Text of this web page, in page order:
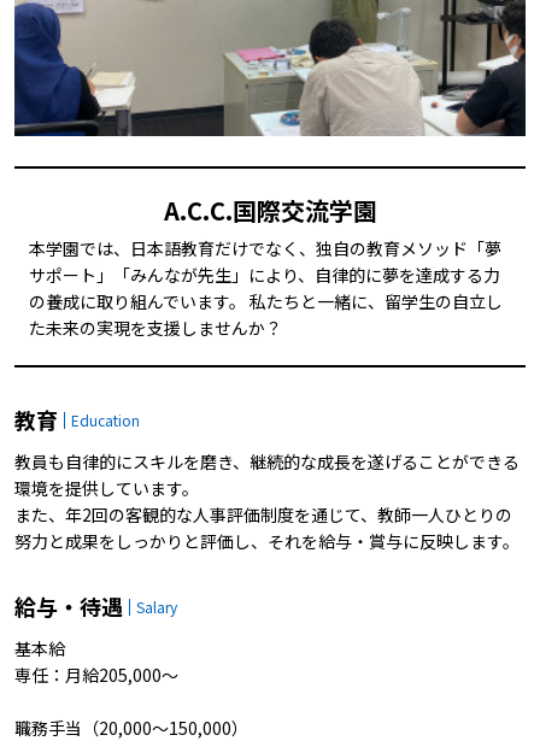
A.C.C.国際交流学園
本学園では、日本語教育だけでなく、独自の教育メソッド「夢
サポート」「みんなが先生」により、自律的に夢を達成する力
の養成に取り組んでいます。 私たちと一緒に、留学生の自立し
た未来の実現を支援しませんか？
教育 Education
教員も自律的にスキルを磨き、継続的な成長を遂げることができる
環境を提供しています。
また、年2回の客観的な人事評価制度を通じて、教師一人ひとりの
努力と成果をしっかりと評価し、それを給与・賞与に反映します。
給与・待遇 Salary
基本給
専任：月給205,000～
職務手当（20,000～150,000）